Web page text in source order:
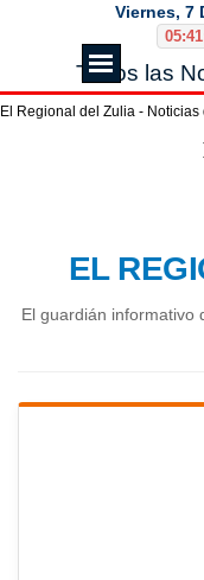
Vaya al ContenidoViernes, 7
Todos las
Saltar
El Regional del Zulia -
EL
El guardián informativo